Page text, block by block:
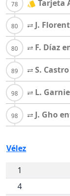
Tarjeta
J.
F. Díaz
S.
L.
J. Gho
Vélez
1
4